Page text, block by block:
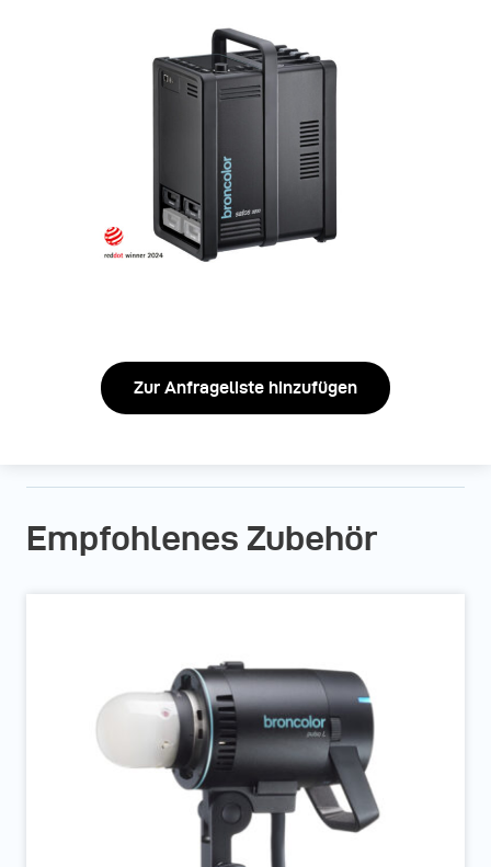
Zur Anfrageliste hinzufügen
Empfohlenes Zubehör